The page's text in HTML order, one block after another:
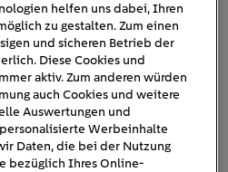
Ostern-
helfen uns dabei, Ihren
zu gestalten. Zum einen
und sicheren Betrieb der
Diese Cookies und
aktiv. Zum anderen würden
auch Cookies und weitere
Auswertungen und
Werbeinhalte
Daten, die bei der Nutzung
bezüglich Ihres Online-